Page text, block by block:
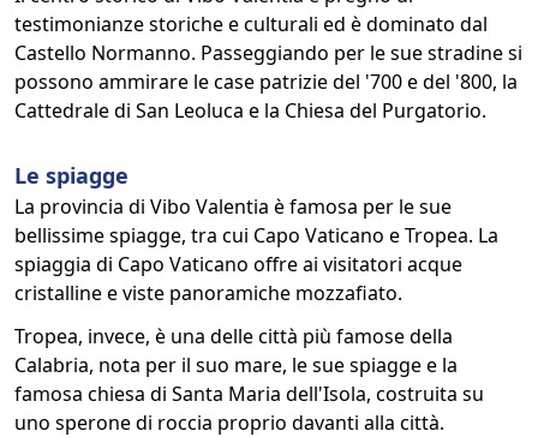
testimonianze storiche e culturali ed è dominato dal
Castello Normanno. Passeggiando per le sue stradine si
possono ammirare le case patrizie del '700 e del '800, la
Cattedrale di San Leoluca e la Chiesa del Purgatorio.
Le spiagge
La provincia di Vibo Valentia è famosa per le sue
bellissime spiagge, tra cui Capo Vaticano e Tropea. La
spiaggia di Capo Vaticano offre ai visitatori acque
cristalline e viste panoramiche mozzafiato.
Tropea, invece, è una delle città più famose della
Calabria, nota per il suo mare, le sue spiagge e la
famosa chiesa di Santa Maria dell'Isola, costruita su
uno sperone di roccia proprio davanti alla città.